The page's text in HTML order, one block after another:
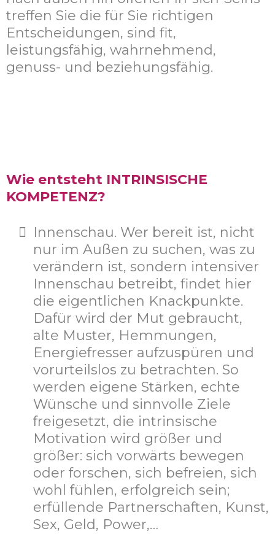
treffen Sie die für Sie richtigen
Entscheidungen, sind fit,
leistungsfähig, wahrnehmend,
genuss- und beziehungsfähig.
Wie entsteht INTRINSISCHE
KOMPETENZ?
Innenschau. Wer bereit ist, nicht
nur im Außen zu suchen, was zu
verändern ist, sondern intensiver
Innenschau betreibt, findet hier
die eigentlichen Knackpunkte.
Dafür wird der Mut gebraucht,
alte Muster, Hemmungen,
Energiefresser aufzuspüren und
vorurteilslos zu betrachten. So
werden eigene Stärken, echte
Wünsche und sinnvolle Ziele
freigesetzt, die intrinsische
Motivation wird größer und
größer: sich vorwärts bewegen
oder forschen, sich befreien, sich
wohl fühlen, erfolgreich sein;
erfüllende Partnerschaften, Kunst,
Sex, Geld, Power,…